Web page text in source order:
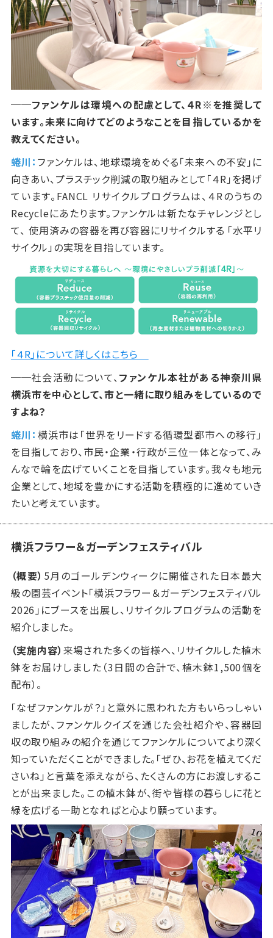
──ファンケルは環境への配慮として、４R※を推奨して
います。未来に向けてどのようなことを目指しているかを
教えてください。
蜷川： ファンケルは、地球環境をめぐる「未来への不安」に
向きあい、プラスチック削減の取り組みとして「４R 」を掲げ
ています。 FANCL リサイクルプログラムは、４Rのうちの
Recycleにあたります。ファンケルは新たなチャレンジとし
て、 使用済みの容器を再び容器にリサイクルする 「水平リ
サイクル」の実現を目指しています。
「４R」について詳しくはこちら
──社会活動について、ファンケル本社がある神奈川県
横浜市を中心として、市と一緒に取り組みをしているので
すよね？
蜷川： 横浜市は「世界をリードする循環型都市への移行」
を目指しており、市民・企業・行政が三位一体となって、み
んなで輪を広げていくことを目指しています。我々も地元
企業として、地域を豊かにする活動を積極的に進めていき
たいと考えています。
横浜フラワー＆ガーデンフェスティバル
（概要） 5月のゴールデンウィークに開催された日本最大
級の園芸イベント「横浜フラワー＆ガーデンフェスティバル
2026」にブースを出展し、リサイクルプログラムの活動を
紹介しました。
（実施内容） 来場された多くの皆様へ、リサイクルした植木
鉢をお届けしました（3日間の合計で、植木鉢1,500個を
配布）。
「なぜファンケルが？」と意外に思われた方もいらっしゃい
ましたが、ファンケルクイズを通じた会社紹介や、容器回
収の取り組みの紹介を通じてファンケルについてより深く
知っていただくことができました。「ぜひ、お花を植えてくだ
さいね」と言葉を添えながら、たくさんの方にお渡しするこ
とが出来ました。この植木鉢が、街や皆様の暮らしに花と
緑を広げる一助となればと心より願っています。